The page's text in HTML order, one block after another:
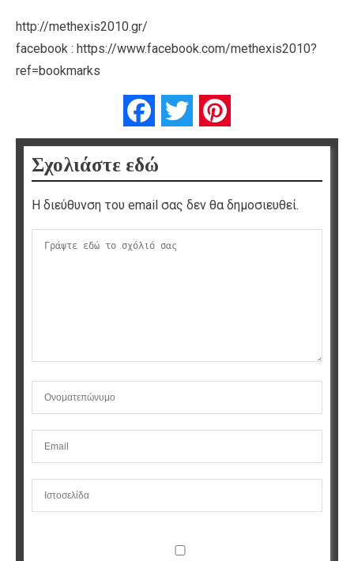
http://methexis2010.gr/
facebook : https://www.facebook.com/methexis2010?
ref=bookmarks
FacebookTwitter
Σχολιάστε εδώ
Η διεύθυνση του email σας δεν θα δημοσιευθεί.